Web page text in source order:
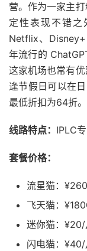
营。作为一家主
定性表现不错之
Netflix、
年流行的
这家机场也常有
逢节假日可以在
最低折扣为64折。
线路特点： IPLC
套餐价格：
流星猫：
飞天猫：
迷你猫：¥20/
闪电猫：